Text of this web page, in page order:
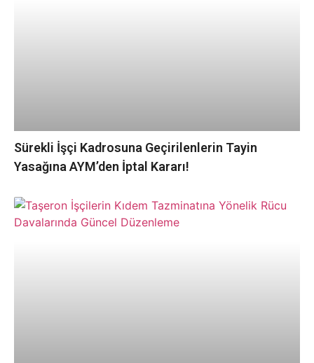
Sürekli İşçi Kadrosuna Geçirilenlerin Tayin
Yasağına AYM’den İptal Kararı!